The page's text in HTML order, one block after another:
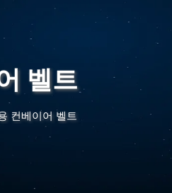
벨트
컨베이어 벨트